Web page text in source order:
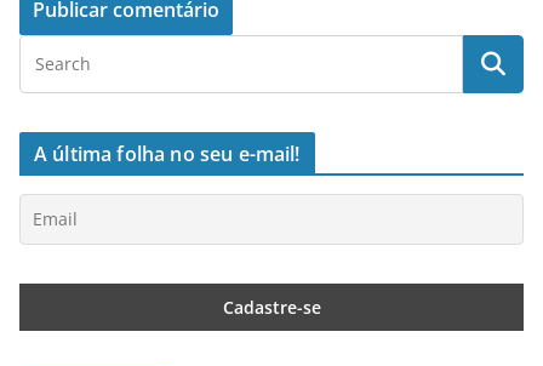
A última folha no seu e-mail!